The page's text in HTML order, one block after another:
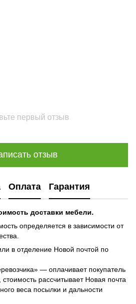
первый отзыв
отзыв
Оплата Гарантия
доставки мебели.
определяется в зависимости от
в отделение Новой почтой по
— оплачивает покупатель
рассчитывает Новая почта
веса посылки и дальности